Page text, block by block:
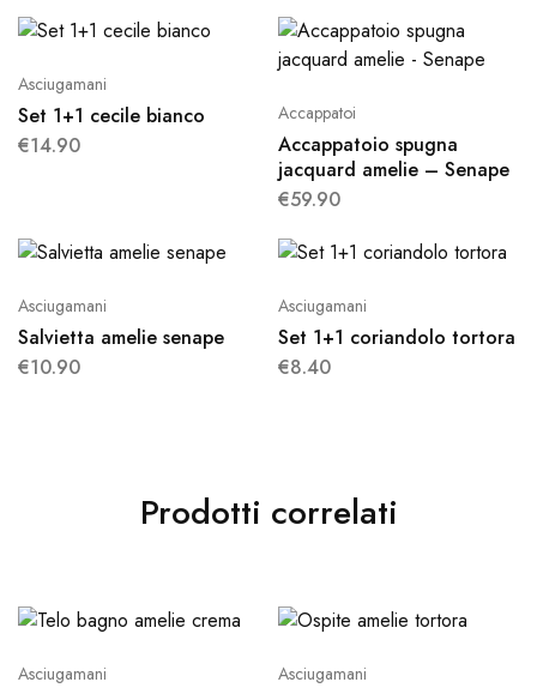
Asciugamani
Set 1+1 cecile bianco
€14.90
Accappatoi
Accappatoio spugna
jacquard amelie – Senape
€59.90
Asciugamani
Salvietta amelie senape
€10.90
Asciugamani
Set 1+1 coriandolo tortora
€8.40
Prodotti correlati
Asciugamani Asciugamani